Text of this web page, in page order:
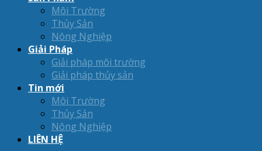
Môi Trường
Thủy Sản
Nông Nghiệp
Giải Pháp
Giải pháp môi trường
Giải pháp thủy sản
Tin mới
Môi Trường
Thủy Sản
Nông Nghiệp
LIÊN HỆ